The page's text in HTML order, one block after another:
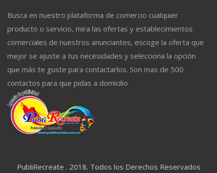
Busca en nuestro plataforma de comercio cualquier
producto o servicio, mira las ofertas y establecimientos
comerciales de nuestros anunciantes, escoge la oferta que
mejor se ajuste a tus necesidades y selecciona la opción
que más te guste para contactarlos. Son mas de 500
contactos para que pidas a domicilio
PubliRecreate . 2018. Todos los Derechos Reservados